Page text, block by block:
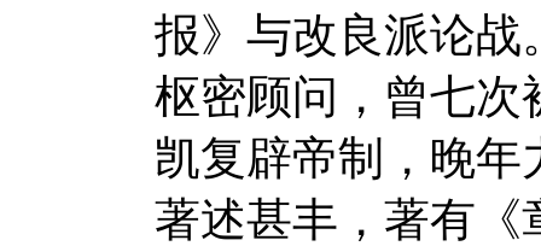
报》与改良派论战
枢密顾问，曾七次
凯复辟帝制，晚
著述甚丰，著有《